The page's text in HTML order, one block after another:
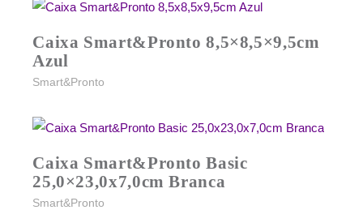
Caixa Smart&Pronto 8,5×8,5×9,5cm
Azul
Smart&Pronto
Caixa Smart&Pronto Basic
25,0×23,0x7,0cm Branca
Smart&Pronto